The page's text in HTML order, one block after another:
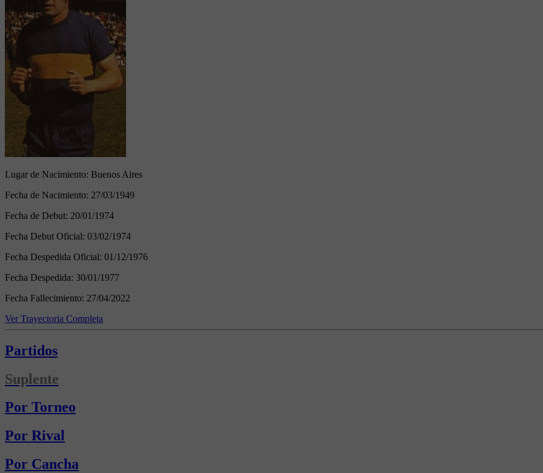
Lugar de Nacimiento: Buenos Aires
Fecha de Nacimiento: 27/03/1949
Fecha de Debut: 20/01/1974
Fecha Debut Oficial: 03/02/1974
Fecha Despedida Oficial: 01/12/1976
Fecha Despedida: 30/01/1977
Fecha Fallecimiento: 27/04/2022
Ver Trayectoria Completa
Partidos
Suplente
Por Torneo
Por Rival
Por Cancha